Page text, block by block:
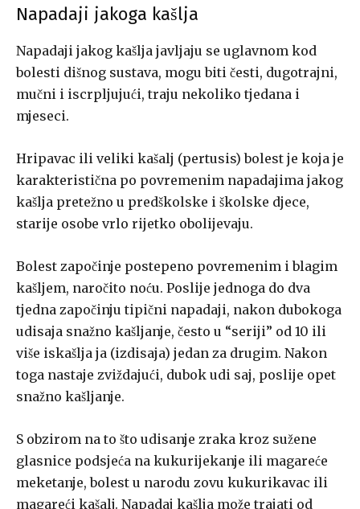
Napadaji jakoga kašlja
Napadaji jakog kašlja javljaju se uglavnom kod
bolesti dišnog sus­tava, mogu biti česti, dugotrajni,
mučni i iscrpljujući, traju nekoliko tje­dana i
mjeseci.
Hripavac ili veliki kašalj (pertusis) bolest je koja je
karakteristična po povremenim napadajima jakog
kašlja pretežno u predškolske i škol­ske djece,
starije osobe vrlo rijetko obolijevaju.
Bolest započinje postepeno povremenim i blagim
kašljem, naročito noću. Poslije jednoga do dva
tjedna započinju tipični napadaji, nakon dubokoga
udisaja snažno kašljanje, često u “seriji” od 10 ili
više iskašlja­ ja (izdisaja) jedan za drugim. Nakon
toga nastaje zviždajući, dubok udi­ saj, poslije opet
snažno kašljanje.
S obzirom na to što udisanje zraka kroz sužene
glasnice podsjeća na kukurijekanje ili magareće
meketanje, bolest u narodu zovu kukurikavac ili
magareći kašalj. Napadaj kašlja može trajati od